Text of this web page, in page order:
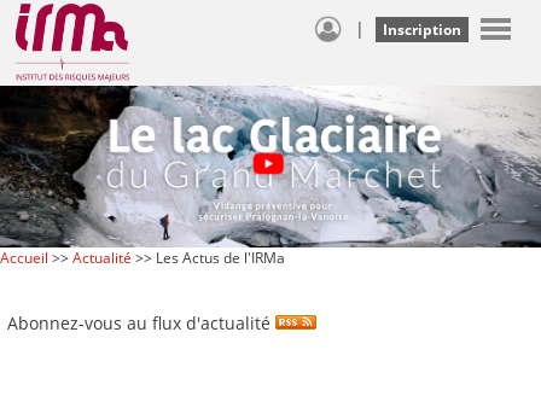
| Inscription
Accueil >>Actualité >> Les Actus de l'IRMa
Abonnez-vous au flux d'actualité